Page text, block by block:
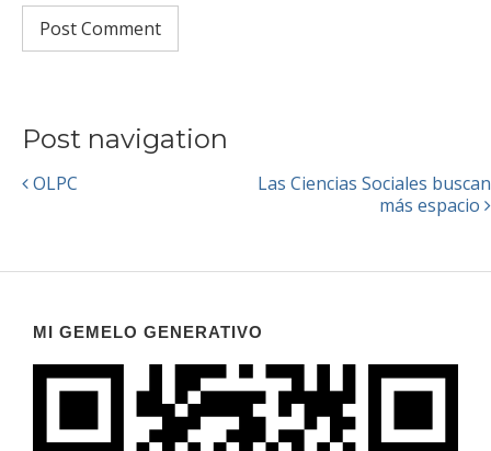
Post navigation
OLPC
Las Ciencias Sociales buscan
más espacio
MI GEMELO GENERATIVO